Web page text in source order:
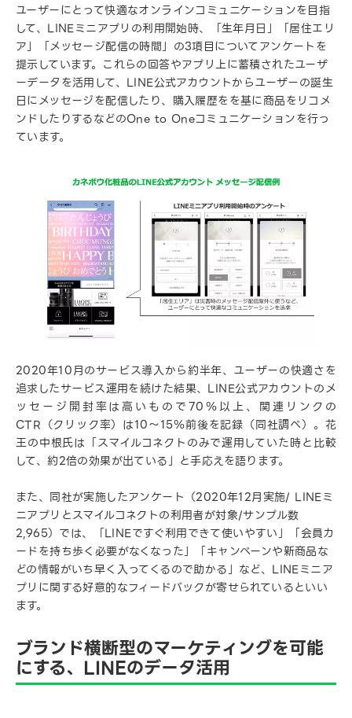
ユーザーにとって快適なオンラインコミュニケーションを目指
して、LINEミニアプリの利用開始時、「生年月日」「居住エリ
ア」「メッセージ配信の時間」の3項目についてアンケートを
提示しています。これらの回答やアプリ上に蓄積されたユーザ
ーデータを活用して、LINE公式アカウントからユーザーの誕生
日にメッセージを配信したり、購入履歴をを基に商品をリコメ
ンドしたりするなどのOne to Oneコミュニケーションを行っ
ています。
2020年10月のサービス導入から約半年、ユーザーの快適さを
追求したサービス運用を続けた結果、LINE公式アカウントのメ
ッセージ開封率は高いもので70％以上、関連リンクの
CTR（クリック率）は10～15％前後を記録（同社調べ）。花
王の中根氏は「スマイルコネクトのみで運用していた時と比較
して、約2倍の効果が出ている」と手応えを語ります。
また、同社が実施したアンケート（2020年12月実施/ LINEミ
ニアプリとスマイルコネクトの利用者が対象/サンプル数
2,965）では、「LINEですぐ利用できて使いやすい」「会員カ
ードを持ち歩く必要がなくなった」「キャンペーンや新商品な
どの情報がいち早く入ってくるので助かる」など、LINEミニア
プリに関する好意的なフィードバックが寄せられているといい
ます。
ブランド横断型のマーケティングを可能
にする、LINEのデータ活用